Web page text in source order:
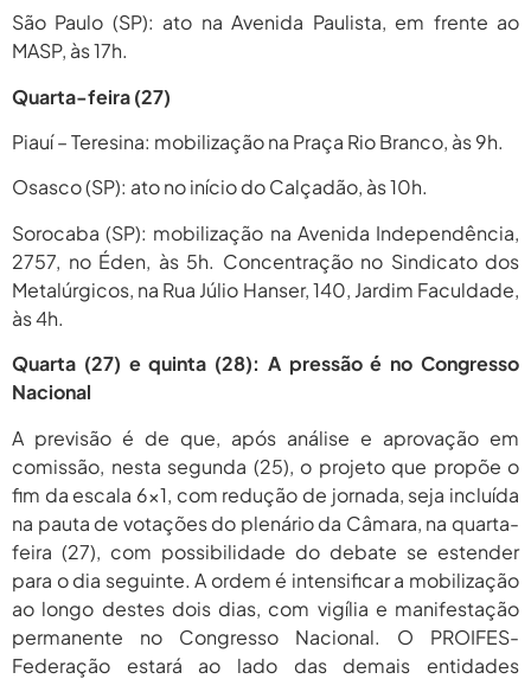
São Paulo (SP): ato na Avenida Paulista, em frente ao
MASP, às 17h.
Quarta-feira (27)
Piauí – Teresina: mobilização na Praça Rio Branco, às 9h.
Osasco (SP): ato no início do Calçadão, às 10h.
Sorocaba (SP): mobilização na Avenida Independência,
2757, no Éden, às 5h. Concentração no Sindicato dos
Metalúrgicos, na Rua Júlio Hanser, 140, Jardim Faculdade,
às 4h.
Quarta (27) e quinta (28): A pressão é no Congresso
Nacional
A previsão é de que, após análise e aprovação em
comissão, nesta segunda (25), o projeto que propõe o
fim da escala 6×1, com redução de jornada, seja incluída
na pauta de votações do plenário da Câmara, na quarta-
feira (27), com possibilidade do debate se estender
para o dia seguinte. A ordem é intensificar a mobilização
ao longo destes dois dias, com vigília e manifestação
permanente no Congresso Nacional. O PROIFES-
Federação estará ao lado das demais entidades